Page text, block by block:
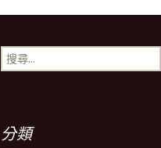
搜
尋
分類